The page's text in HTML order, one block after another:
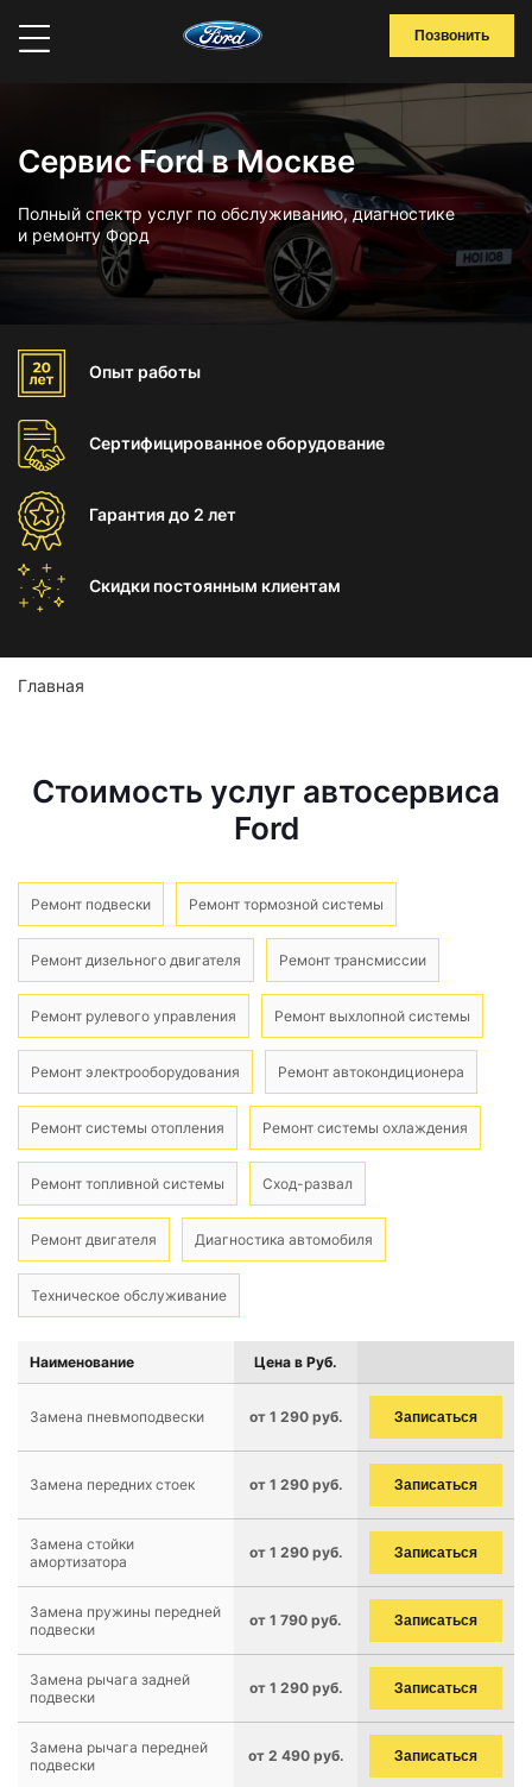
Позвонить
Сервис Ford в Москве
Полный спектр услуг по обслуживанию, диагностике
и ремонту Форд
Опыт работы
Сертифицированноеоборудование
Гарантиядо 2 лет
Скидки постоянным клиентам
Главная
Стоимость услуг автосервиса
Ford
Ремонт подвески Ремонт тормозной системы
Ремонт дизельного двигателя Ремонт трансмиссии
Ремонт рулевого управления Ремонт выхлопной системы
Ремонт электрооборудования Ремонт автокондиционера
Ремонт системы отопления Ремонт системы охлаждения
Ремонт топливной системы Сход-развал
Ремонт двигателя Диагностика автомобиля
Техническое обслуживание
Наименование Цена в Руб.
Замена пневмоподвески от 1 290 руб. Записаться
Замена передних стоек от 1 290 руб. Записаться
Замена стойки
амортизатора
от 1 290 руб. Записаться
Замена пружины передней
подвески
от 1 790 руб. Записаться
Замена рычага задней
подвески
от 1 290 руб. Записаться
Замена рычага передней
подвески
от 2 490 руб. Записаться